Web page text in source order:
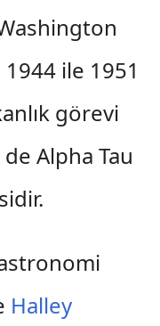
ile 1951
görevi
Alpha Tau
Halley